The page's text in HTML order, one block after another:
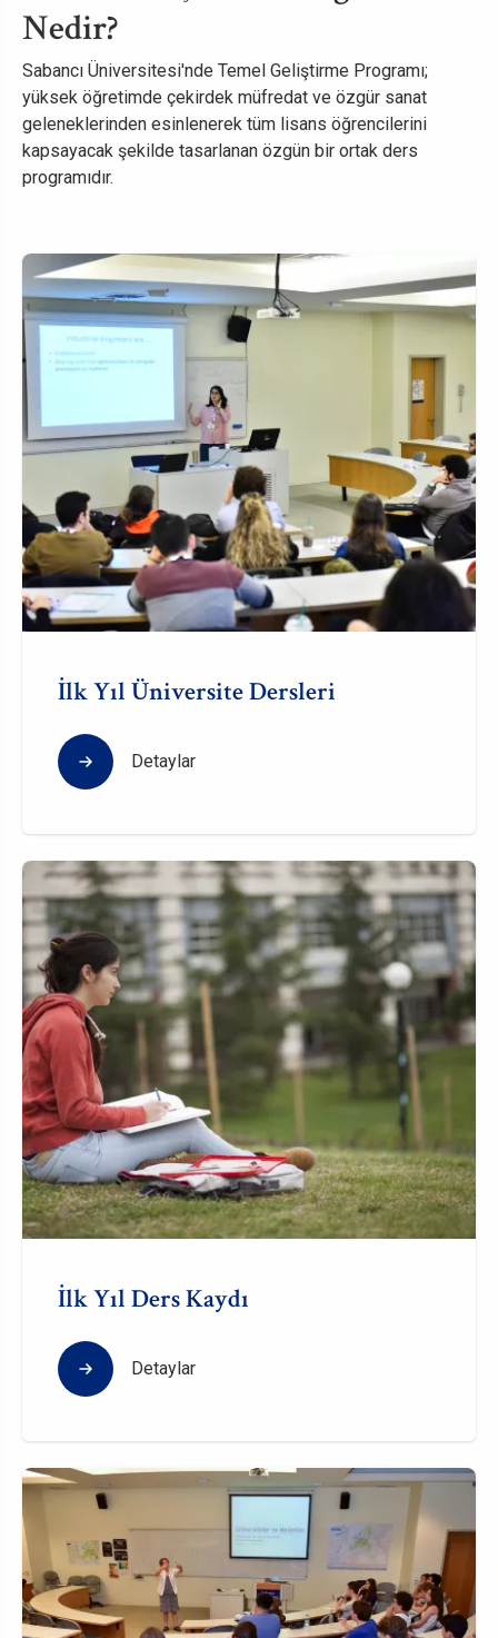
Nedir?
Sabancı Üniversitesi'nde Temel Geliştirme Programı;
yüksek öğretimde çekirdek müfredat ve özgür sanat
geleneklerinden esinlenerek tüm lisans öğrencilerini
kapsayacak şekilde tasarlanan özgün bir ortak ders
programıdır.
İlk Yıl Üniversite Dersleri
Detaylar
İlk Yıl Ders Kaydı
Detaylar